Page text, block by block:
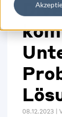
08.12.2023